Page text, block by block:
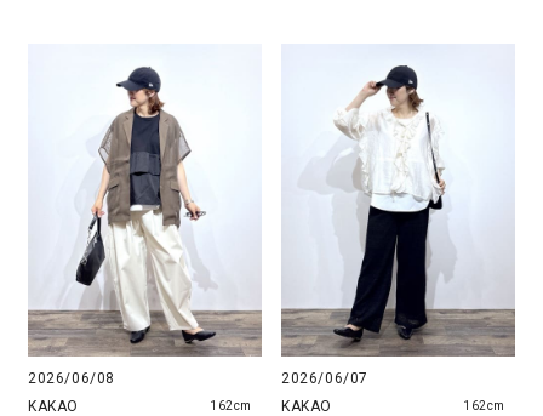
2026/06/08
KAKAO
162cm
2026/06/07
KAKAO
162cm